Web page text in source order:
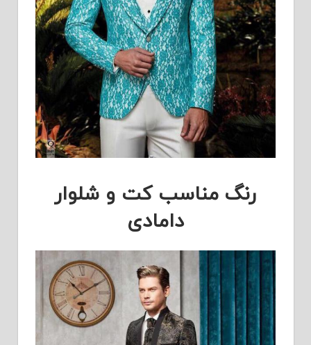
رنگ مناسب کت و شلوار
دامادی